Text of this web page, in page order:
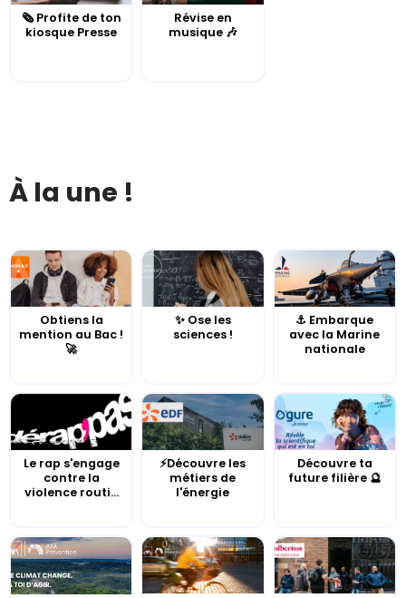
🗞️ Profite de ton
kiosque Presse
Révise en
musique 🎶
À la une !
Obtiens la
mention au Bac !
🚀
✨ Ose les
sciences !
⚓️ Embarque
avec la Marine
nationale
Le rap s'engage
contre la
violence routi...
⚡Découvre les
métiers de
l'énergie
Découvre ta
future filière 🔮